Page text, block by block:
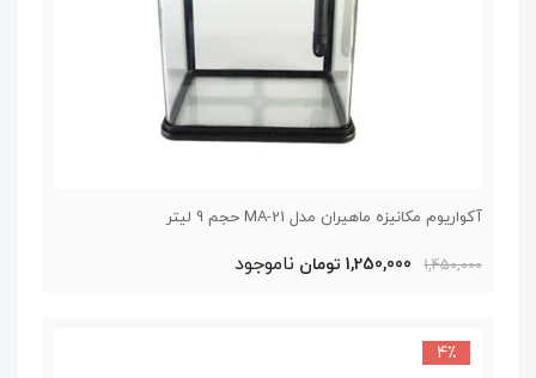
آکواریوم مکانیزه ماهیران مدل MA-21 حجم 9 لیتر
1,450,000 1,250,000 تومان ناموجود
4٪